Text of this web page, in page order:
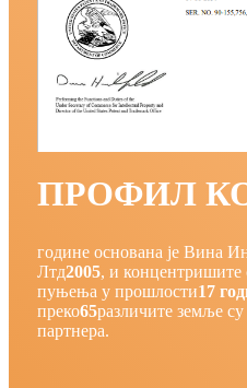
ПРОФИЛ
године основана је Вина
Лтд2005, и концентришите
пуњења у прошлости17
преко65различите земље
партнера.